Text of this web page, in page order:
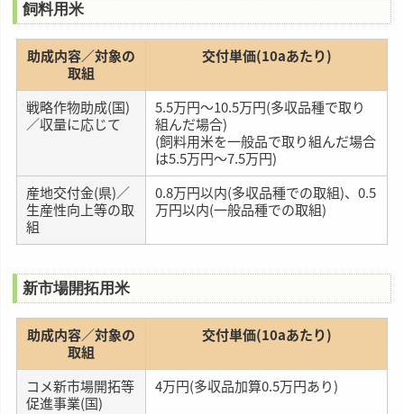
飼料用米
助成内容／対象の
取組
交付単価(10aあたり)
戦略作物助成(国)
／収量に応じて
5.5万円～10.5万円(多収品種で取り
組んだ場合)
(飼料用米を一般品で取り組んだ場合
は5.5万円～7.5万円)
産地交付金(県)／
生産性向上等の取
組
0.8万円以内(多収品種での取組)、0.5
万円以内(一般品種での取組)
新市場開拓用米
助成内容／対象の
取組
交付単価(10aあたり)
コメ新市場開拓等
促進事業(国)
4万円(多収品加算0.5万円あり)